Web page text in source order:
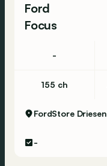
Ford
Focus
-
155 ch
FordStore Driesen
-